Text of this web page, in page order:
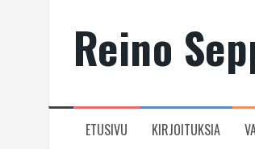
Reino
ETUSIVU KIRJOITUKSIA